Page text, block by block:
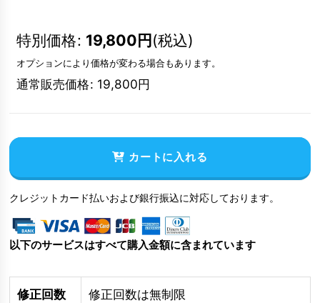
特別価格: 19,800円(税込)
オプションにより価格が変わる場合もあります。
通常販売価格: 19,800円
カートに入れる
クレジットカード払いおよび銀行振込に対応しております。
以下のサービスはすべて購入金額に含まれています
修正回数 修正回数は無制限